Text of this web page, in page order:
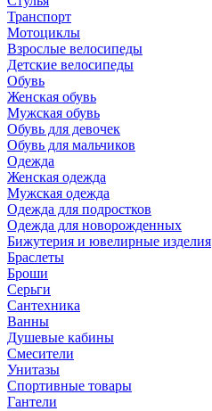
Транспорт
Мотоциклы
Взрослые велосипеды
Детские велосипеды
Обувь
Женская обувь
Мужская обувь
Обувь для девочек
Обувь для мальчиков
Одежда
Женская одежда
Мужская одежда
Одежда для подростков
Одежда для новорожденных
Бижутерия и ювелирные изделия
Браслеты
Броши
Серьги
Сантехника
Ванны
Душевые кабины
Смесители
Унитазы
Спортивные товары
Гантели